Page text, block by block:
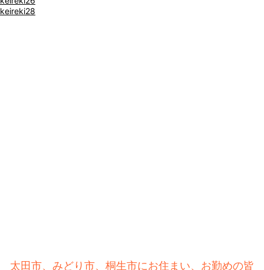
keireki28
太田市、みどり市、桐生市にお住まい、お勤めの皆